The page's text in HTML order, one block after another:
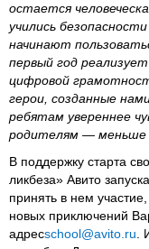
остается
учились
начинают
первый год
цифровой
герои, созданные
ребятам увереннее
родителям — меньше
В поддержку старта
ликбеза» Авито
принять в нем
новых приключений
адресschool@avito.ru.